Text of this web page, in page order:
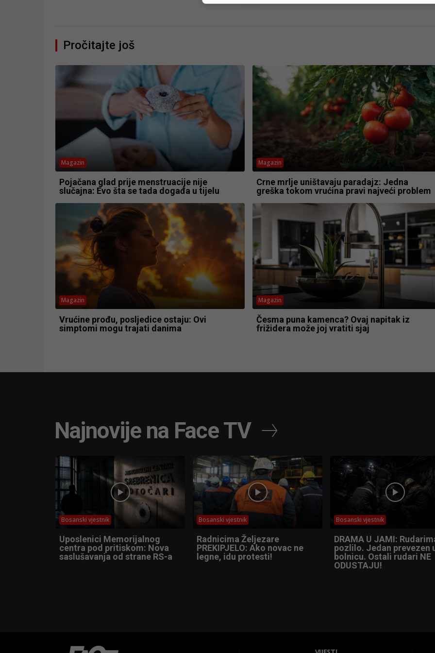
- OGLAS -
Pročitajte još
Magazin
Pojačana glad prije menstruacije nije
slučajna: Evo šta se tada događa u tijelu
Magazin
Crne mrlje uništavaju paradajz: Jedna
greška tokom vrućina pravi najveći problem
Magazin
Vrućine prođu, posljedice ostaju: Ovi
simptomi mogu trajati danima
Magazin
Česma puna kamenca? Ovaj napitak iz
frižidera može joj vratiti sjaj
Najnovije na Face TV
Bosanski vjestnik
Uposlenici Memorijalnog
centra pod pritiskom: Nova
saslušavanja od strane RS-a
Bosanski vjestnik
Radnicima Željezare
PREKIPJELO: Ako novac ne
legne, idu protesti!
Bosanski vjestnik
DRAMA U JAMI:
pozlilo. Jedan prevezen
bolnicu. Ostali rudari NE
ODUSTAJU!